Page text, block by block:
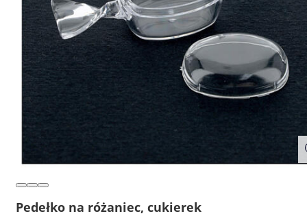
Pedełko na różaniec, cukierek